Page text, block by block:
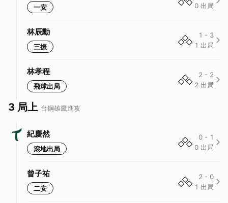
一安
0 出局
林辰勳
三振
1 - 3
1 出局
林孝程
飛球出局
2 - 2
2 出局
3 局上 台鋼雄鷹進攻
紀慶然
滾地出局
0 - 1
0 出局
曾子祐
二安
2 - 0
1 出局